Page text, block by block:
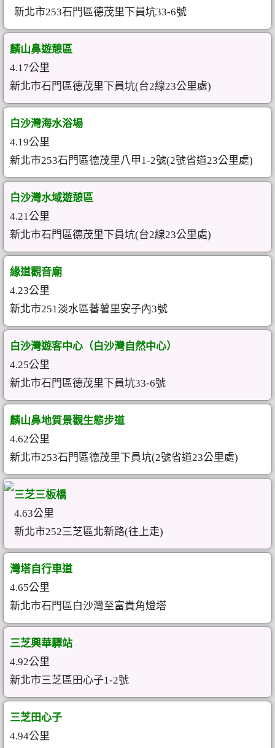
新北市253石門區德茂里下員坑33-6號
麟山鼻遊憩區
4.17公里
新北市石門區德茂里下員坑(台2線23公里處)
白沙灣海水浴場
4.19公里
新北市253石門區德茂里八甲1-2號(2號省道23公里處)
白沙灣水域遊憩區
4.21公里
新北市石門區德茂里下員坑(台2線23公里處)
緣道觀音廟
4.23公里
新北市251淡水區蕃薯里安子內3號
白沙灣遊客中心（白沙灣自然中心）
4.25公里
新北市石門區德茂里下員坑33-6號
麟山鼻地質景觀生態步道
4.62公里
新北市253石門區德茂里下員坑(2號省道23公里處)
三芝三板橋
4.63公里
新北市252三芝區北新路(往上走)
灣塔自行車道
4.65公里
新北市石門區白沙灣至富貴角燈塔
三芝興華驛站
4.92公里
新北市三芝區田心子1-2號
三芝田心子
4.94公里